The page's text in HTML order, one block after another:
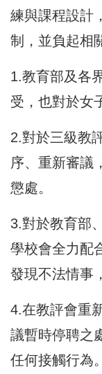
練與課程設計
制，並負起相
1.教育部及各
受，也對於女
2.對於三級教
序、重新審議
懲處。
3.對於教育部
學校會全力配
發現不法情事
4.在教評會重
議暫時停聘之
任何接觸行為。